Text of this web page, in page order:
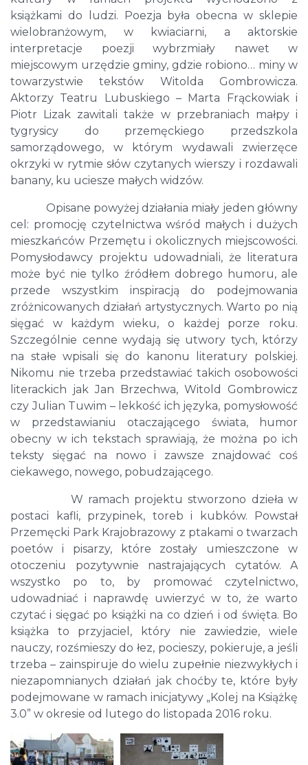
książkami do ludzi. Poezja była obecna w sklepie
wielobranżowym, w kwiaciarni, a aktorskie
interpretacje poezji wybrzmiały nawet w
miejscowym urzędzie gminy, gdzie robiono… miny w
towarzystwie tekstów Witolda Gombrowicza.
Aktorzy Teatru Lubuskiego – Marta Frąckowiak i
Piotr Lizak zawitali także w przebraniach małpy i
tygrysicy do przemęckiego przedszkola
samorządowego, w którym wydawali zwierzęce
okrzyki w rytmie słów czytanych wierszy i rozdawali
banany, ku uciesze małych widzów.
Opisane powyżej działania miały jeden główny
cel: promocję czytelnictwa wśród małych i dużych
mieszkańców Przemętu i okolicznych miejscowości.
Pomysłodawcy projektu udowadniali, że literatura
może być nie tylko źródłem dobrego humoru, ale
przede wszystkim inspiracją do podejmowania
zróżnicowanych działań artystycznych. Warto po nią
sięgać w każdym wieku, o każdej porze roku.
Szczególnie cenne wydają się utwory tych, którzy
na stałe wpisali się do kanonu literatury polskiej.
Nikomu nie trzeba przedstawiać takich osobowości
literackich jak Jan Brzechwa, Witold Gombrowicz
czy Julian Tuwim – lekkość ich języka, pomysłowość
w przedstawianiu otaczającego świata, humor
obecny w ich tekstach sprawiają, że można po ich
teksty sięgać na nowo i zawsze znajdować coś
ciekawego, nowego, pobudzającego.
W ramach projektu stworzono dzieła w
postaci kafli, przypinek, toreb i kubków. Powstał
Przemęcki Park Krajobrazowy z ptakami o twarzach
poetów i pisarzy, które zostały umieszczone w
otoczeniu pozytywnie nastrajających cytatów. A
wszystko po to, by promować czytelnictwo,
udowadniać i naprawdę uwierzyć w to, że warto
czytać i sięgać po książki na co dzień i od święta. Bo
książka to przyjaciel, który nie zawiedzie, wiele
nauczy, rozśmieszy do łez, pocieszy, pokieruje, a jeśli
trzeba – zainspiruje do wielu zupełnie niezwykłych i
niezapomnianych działań jak choćby te, które były
podejmowane w ramach inicjatywy „Kolej na Książkę
3.0” w okresie od lutego do listopada 2016 roku.